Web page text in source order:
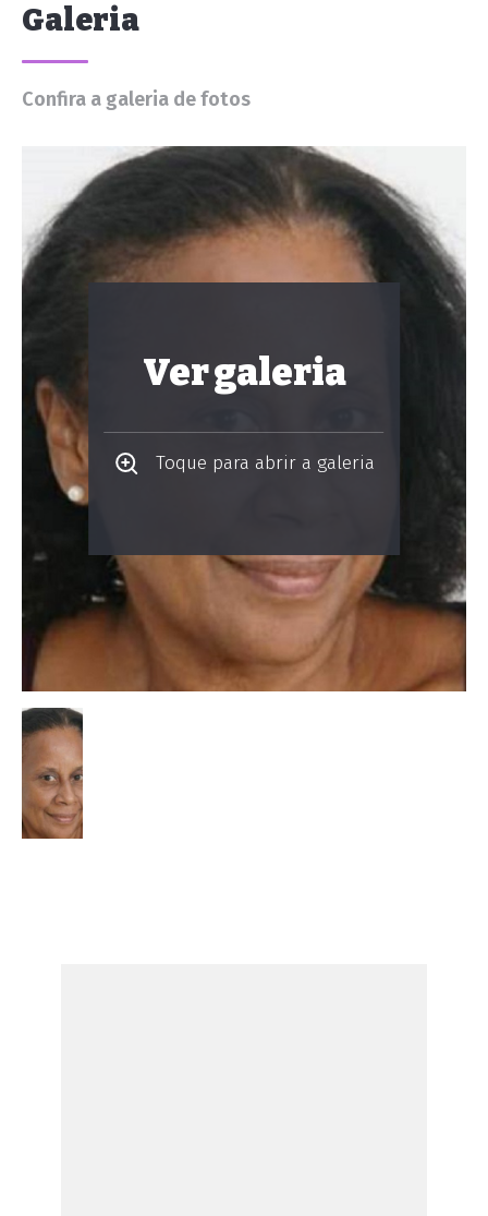
Galeria
Confira a galeria de fotos
Ver galeria
Toque para abrir a galeria